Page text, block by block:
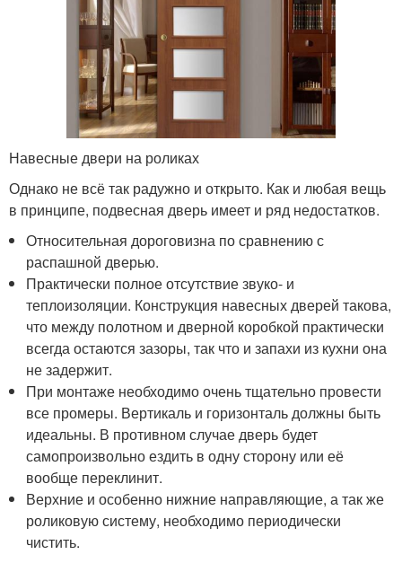
Навесные двери на роликах
Однако не всё так радужно и открыто. Как и любая вещь
в принципе, подвесная дверь имеет и ряд недостатков.
Относительная дороговизна по сравнению с
распашной дверью.
Практически полное отсутствие звуко- и
теплоизоляции. Конструкция навесных дверей такова,
что между полотном и дверной коробкой практически
всегда остаются зазоры, так что и запахи из кухни она
не задержит.
При монтаже необходимо очень тщательно провести
все промеры. Вертикаль и горизонталь должны быть
идеальны. В противном случае дверь будет
самопроизвольно ездить в одну сторону или её
вообще переклинит.
Верхние и особенно нижние направляющие, а так же
роликовую систему, необходимо периодически
чистить.